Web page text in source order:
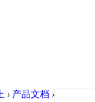
› 产品文档 ›